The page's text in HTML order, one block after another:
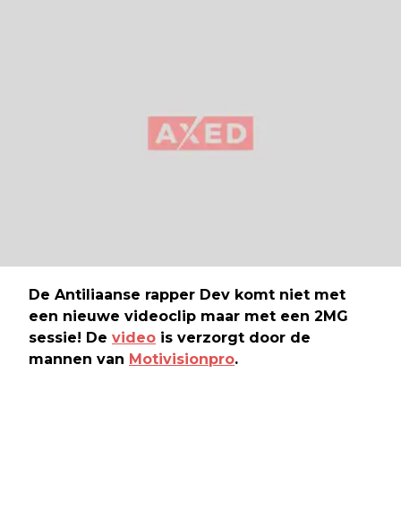
De Antiliaanse rapper Dev komt niet met
een nieuwe videoclip maar met een 2MG
sessie! De video is verzorgt door de
mannen van Motivisionpro.